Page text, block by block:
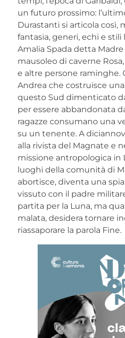
un futuro prossimo:
Durastanti si articola così,
fantasia, generi, echi e stili
Amalia Spada detta
mausoleo di caverne
e altre persone raminghe.
Andrea che costruisce
questo Sud dimenticato
per essere abbandonata
ragazze consumano una
su un tenente. A
alla rivista del Magnate e
missione antropologica in
luoghi della comunità di
abortisce, diventa una
vissuto con il padre
partita per la Luna, ma
malata, desidera tornare
riassaporare la parola Fine.